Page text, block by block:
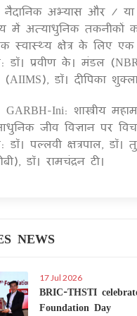
नैदानिक अभ्यास और / या
में अत्याधुनिक तकनीकों
स्वास्थ्य क्षेत्र के लिए
डॉ। प्रवीण के। मंडल
(AIIMS), डॉ। दीपिका
Ini: शास्त्रीय
जीव विज्ञान पर
डॉ। पल्लवी क्षत्रपाल, डॉ।
डॉ। रामचंद्रन टी।
NEWS
17 Jul 2026
BRIC-THSTI
Foundation Day